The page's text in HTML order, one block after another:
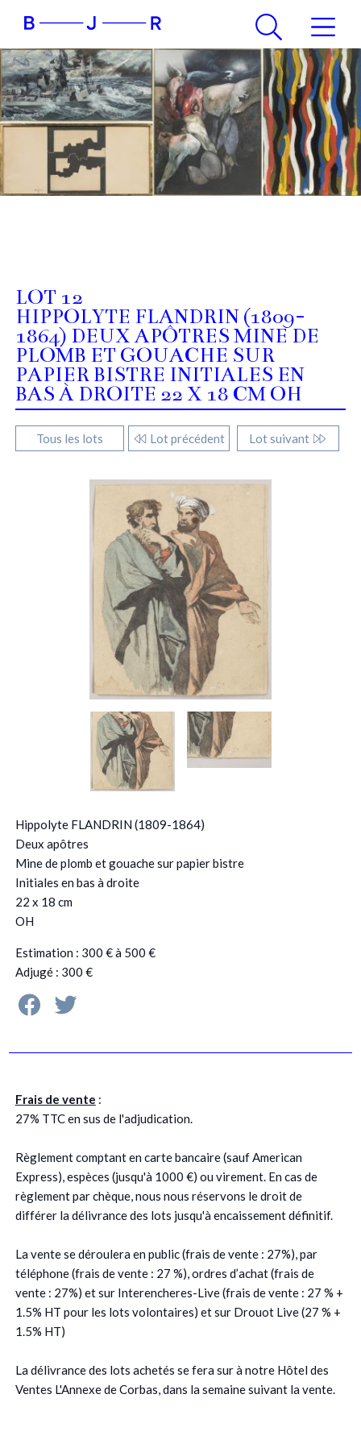
LOT 12
HIPPOLYTE FLANDRIN (1809-
1864) DEUX APÔTRES MINE DE
PLOMB ET GOUACHE SUR
PAPIER BISTRE INITIALES EN
BAS À DROITE 22 X 18 CM OH
Tous les lots Lot précédent Lot suivant
Hippolyte FLANDRIN (1809-1864)
Deux apôtres
Mine de plomb et gouache sur papier bistre
Initiales en bas à droite
22 x 18 cm
OH
Estimation : 300 € à 500 €
Adjugé : 300 €
Frais de vente :
27% TTC en sus de l'adjudication.
Règlement comptant en carte bancaire (sauf American
Express), espèces (jusqu'à 1000 €) ou virement. En cas de
règlement par chèque, nous nous réservons le droit de
différer la délivrance des lots jusqu'à encaissement définitif.
La vente se déroulera en public (frais de vente : 27%), par
téléphone (frais de vente : 27 %), ordres d’achat (frais de
vente : 27%) et sur Interencheres-Live (frais de vente : 27 % +
1.5% HT pour les lots volontaires) et sur Drouot Live (27 % +
1.5% HT)
La délivrance des lots achetés se fera sur à notre Hôtel des
Ventes L'Annexe de Corbas, dans la semaine suivant la vente.